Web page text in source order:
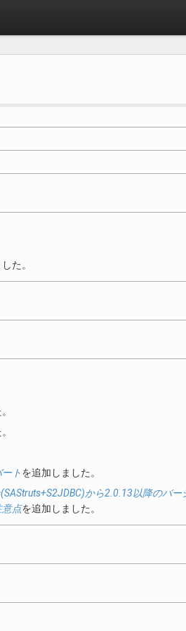
た。
トを追加しました。
から2.0.13以降のバー
意点を追加しました。